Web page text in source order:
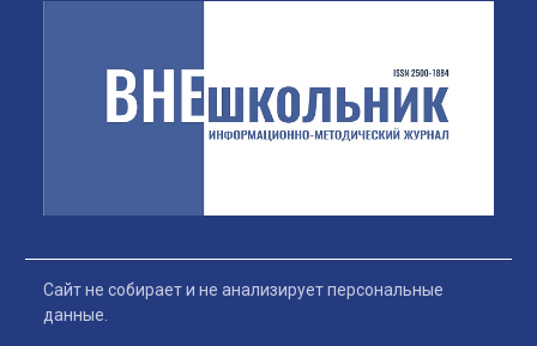
Сайт не собирает и не анализирует персональные
данные.